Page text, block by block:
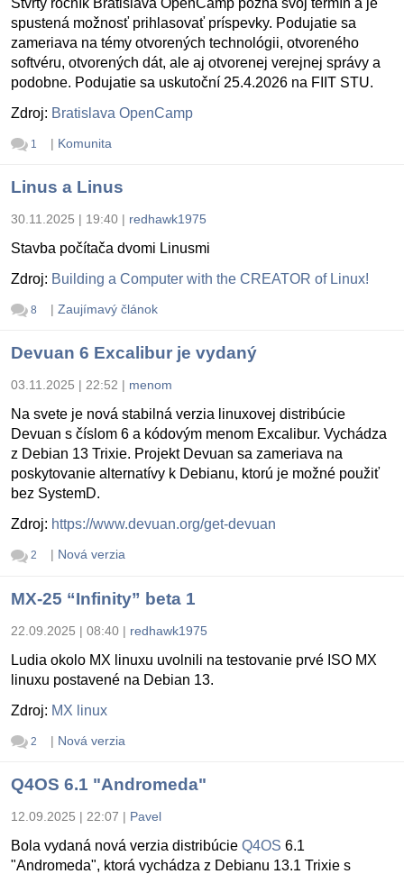
spustená možnosť prihlasovať príspevky. Podujatie sa
zameriava na témy otvorených technológii, otvoreného
softvéru, otvorených dát, ale aj otvorenej verejnej správy a
podobne. Podujatie sa uskutoční 25.4.2026 na FIIT STU.
Zdroj: Bratislava OpenCamp
1 | Komunita
Linus a Linus
30.11.2025 | 19:40 | redhawk1975
Stavba počítača dvomi Linusmi
Zdroj: Building a Computer with the CREATOR of Linux!
8 | Zaujímavý článok
Devuan 6 Excalibur je vydaný
03.11.2025 | 22:52 | menom
Na svete je nová stabilná verzia linuxovej distribúcie
Devuan s číslom 6 a kódovým menom Excalibur. Vychádza
z Debian 13 Trixie. Projekt Devuan sa zameriava na
poskytovanie alternatívy k Debianu, ktorú je možné použiť
bez SystemD.
Zdroj: https://www.devuan.org/get-devuan
2 | Nová verzia
MX-25 “Infinity” beta 1
22.09.2025 | 08:40 | redhawk1975
Ludia okolo MX linuxu uvolnili na testovanie prvé ISO MX
linuxu postavené na Debian 13.
Zdroj: MX linux
2 | Nová verzia
Q4OS 6.1 "Andromeda"
12.09.2025 | 22:07 | Pavel
Bola vydaná nová verzia distribúcie Q4OS 6.1
"Andromeda", ktorá vychádza z Debianu 13.1 Trixie s